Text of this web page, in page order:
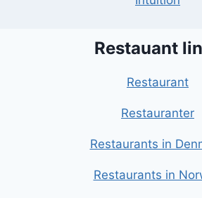
Restauant
Restaurant
Restauranter
Restaurants in
Restaurants in